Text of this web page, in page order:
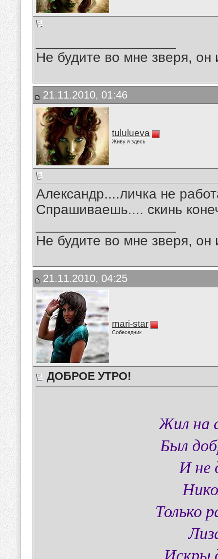
Не будите во мне зверя, он
21.11.2010, 01:46
tululueva
Живу я здесь
Александр....личка не
Спрашиваешь.... скинь
Не будите во мне зверя, он
21.11.2010, 04:25
mari-star
Собеседник
ДОБРОЕ УТРО!
Жил на
Был
И не
Только
Искры